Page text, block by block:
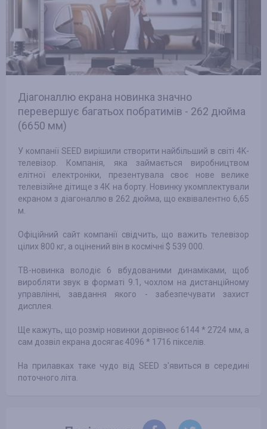
Діагоналлю екрана новинка значно
перевершує багатьох побратимів - 262 дюйма
(6650 мм)
У компанії SEED вирішили створити найбільший в світі 4K-
телевізор. Компанія, яка займається виробництвом
елітної електроніки, презентувала своє нове велике
телевізійне дітище з 4К на борту. Новинку укомплектували
екраном з діагоналлю в 262 дюйма, що еквівалентно 6,65
м.
Офіційний сайт компанії свідчить, що важить телевізор
цілих 800 кг, а оцінений він в космічні $ 539 000.
ТВ-новинка володіє 6 вбудованими динаміками, щоб
виробляти звук в форматі 9.1, чохлом на дистанційному
управлінні, завдання якого - забезпечувати захист
дисплея.
Ще кажуть, що розмір новинки дорівнює 6144 * 2724 мм, а
сам дозвіл екрана досягає 4096 * 1716 пікселів.
На прилавках таке чудо від SEED з'явиться в середині
поточного літа.